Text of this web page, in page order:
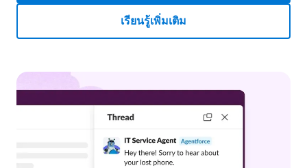
เรียนรู้เพิ่มเติม